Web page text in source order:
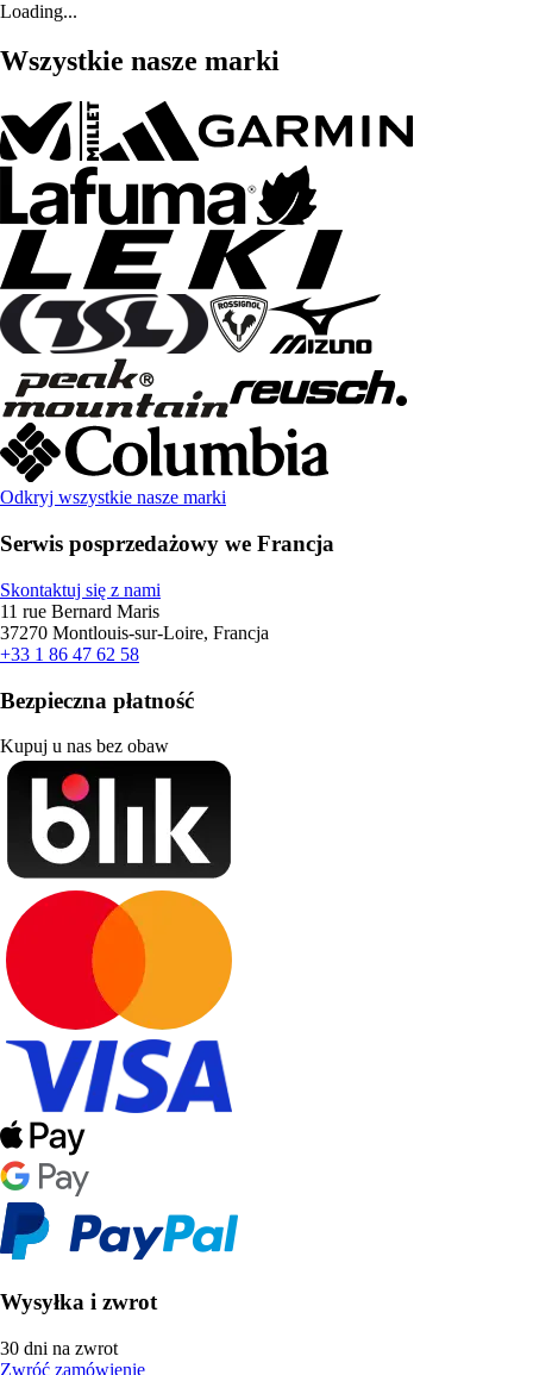
Loading...
Wszystkie nasze marki
Odkryj wszystkie nasze marki
Serwis posprzedażowy we Francja
Skontaktuj się z nami
11 rue Bernard Maris
37270 Montlouis-sur-Loire, Francja
+33 1 86 47 62 58
Bezpieczna płatność
Kupuj u nas bez obaw
Wysyłka i zwrot
30 dni na zwrot
Zwróć zamówienie